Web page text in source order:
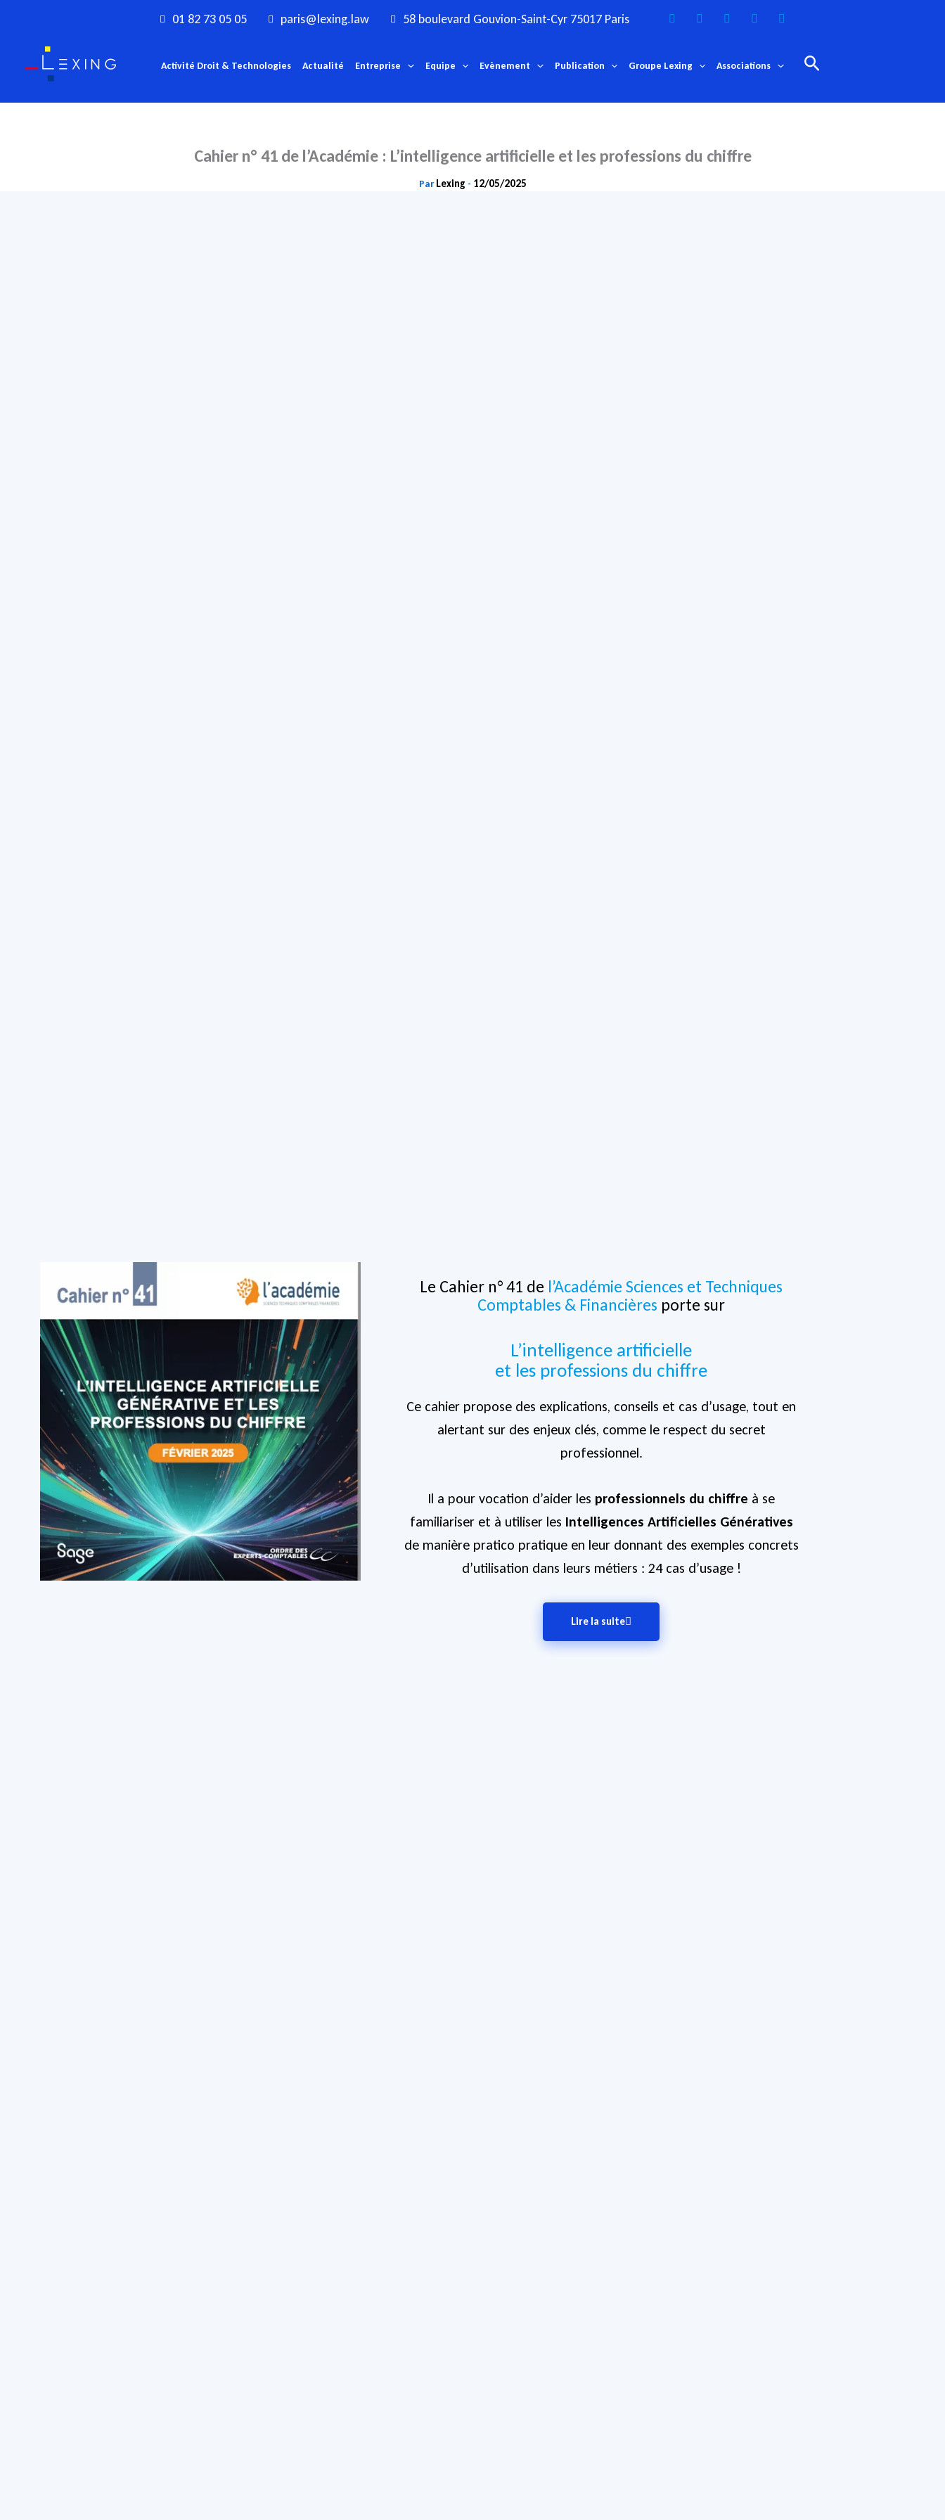
contenu
01 82 73 05 05 paris@lexing.law 58 boulevard Gouvion-Saint-Cyr 75017 Paris
Activité Droit & Technologies Actualité Entreprise Equipe Evènement Publication Groupe Lexing Associations Rechercher
Cahier n° 41 de l’Académie : L’intelligence artificielle et les professions du chiffre
Par Lexing - 12/05/2025
Le Cahier n° 41 de l’Académie Sciences et Techniques
Comptables & Financières porte sur
L’intelligence artificielle
et les professions du chiffre
Ce cahier propose des explications, conseils et cas d’usage, tout en
alertant sur des enjeux clés, comme le respect du secret
professionnel.
Il a pour vocation d’aider les professionnels du chiffre à se
familiariser et à utiliser les Intelligences Artificielles Génératives
de manière pratico pratique en leur donnant des exemples concrets
d’utilisation dans leurs métiers : 24 cas d’usage !
Lire la suite